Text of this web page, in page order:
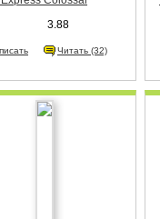
3.88
Читать (32)